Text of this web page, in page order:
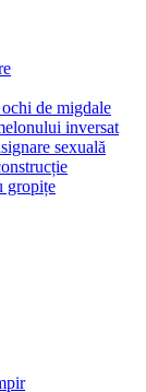
de migdale
inversat
sexuală
gropițe